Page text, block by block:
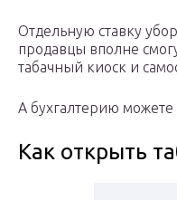
Отдельную ставку
продавцы вполне
табачный киоск и
А бухгалтерию
Как открыть